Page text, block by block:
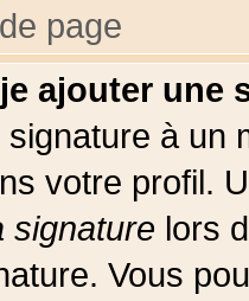
page
ajouter une
signature à un
votre profil.
signature lors
Vous